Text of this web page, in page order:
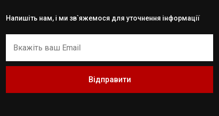
Напишіть нам, і ми зв`яжемося для уточнення інформації
Відправити